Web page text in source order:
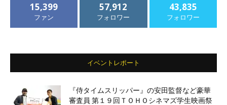
15,399
ファン
57,912
フォロワー
43,835
フォロワー
イベントレポート
『侍タイムスリッパー』の安田監督など豪華
審査員 第１９回ＴＯＨＯシネマズ学生映画祭